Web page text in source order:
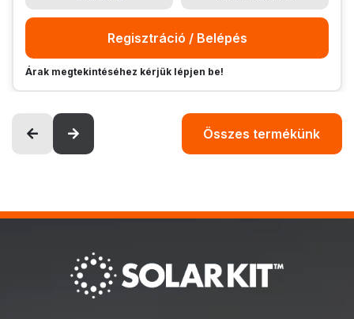
Regisztráció / Belépés
Árak megtekintéséhez kérjük lépjen be!
Összes termékünk